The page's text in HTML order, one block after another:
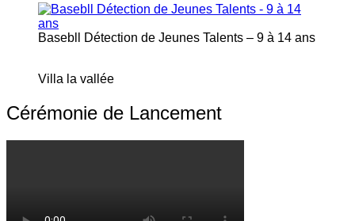
Basebll Détection de Jeunes Talents – 9 à 14 ans
Villa la vallée
Cérémonie de Lancement